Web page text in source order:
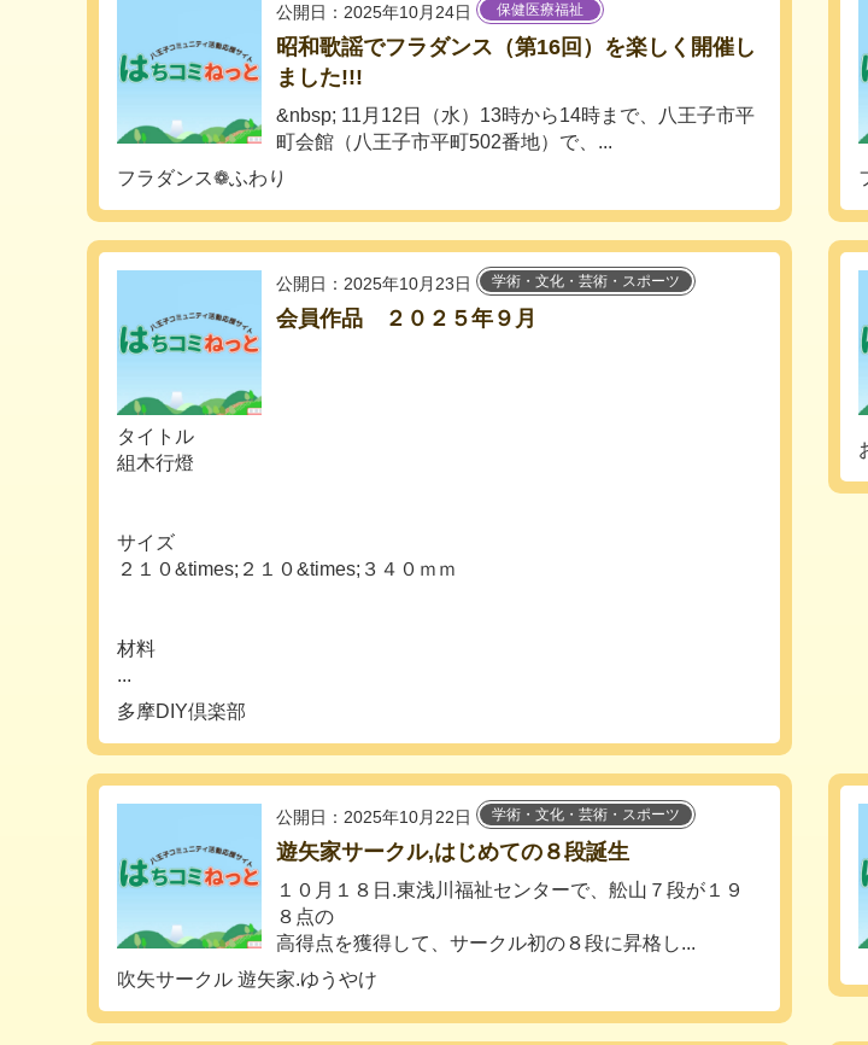
公開日：2025年10月24日 保健医療福祉
昭和歌謡でフラダンス（第16回）を楽しく開催し
ました!!!
&nbsp; 11月12日（水）13時から14時まで、八王子市平
町会館（八王子市平町502番地）で、...
フラダンス❁ふわり
公開日：2025年10月23日 学術・文化・芸術・スポーツ
会員作品 ２０２５年９月
タイトル
組木行燈
サイズ
２１０&times;２１０&times;３４０ｍｍ
材料
...
多摩DIY倶楽部
公開日：2025年10月22日 学術・文化・芸術・スポーツ
遊矢家サークル,はじめての８段誕生
１０月１８日.東浅川福祉センターで、舩山７段が１９
８点の
高得点を獲得して、サークル初の８段に昇格し...
吹矢サークル 遊矢家.ゆうやけ